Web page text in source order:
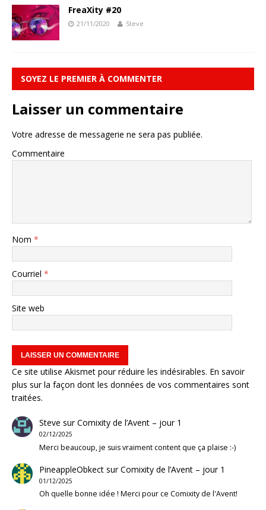
FreaXity #20
21/11/2020 Steve
SOYEZ LE PREMIER À COMMENTER
Laisser un commentaire
Votre adresse de messagerie ne sera pas publiée.
Commentaire
Nom *
Courriel *
Site web
Ce site utilise Akismet pour réduire les indésirables. En savoir
plus sur la façon dont les données de vos commentaires sont
traitées.
Steve surComixity de l’Avent – jour 1
02/12/2025
Merci beaucoup, je suis vraiment content que ça plaise :-)
PineappleObkectsurComixity de l’Avent – jour 1
01/12/2025
Oh quelle bonne idée ! Merci pour ce Comixity de l'Avent!